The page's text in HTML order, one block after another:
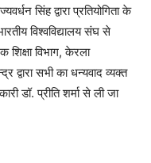
सिंह द्वारा प्रतियोगिता के
विश्वविद्यालय संघ से
शिक्षा विभाग, केरला
द्वारा सभी का धन्यवाद व्यक्त
डॉ. प्रीति शर्मा से ली जा